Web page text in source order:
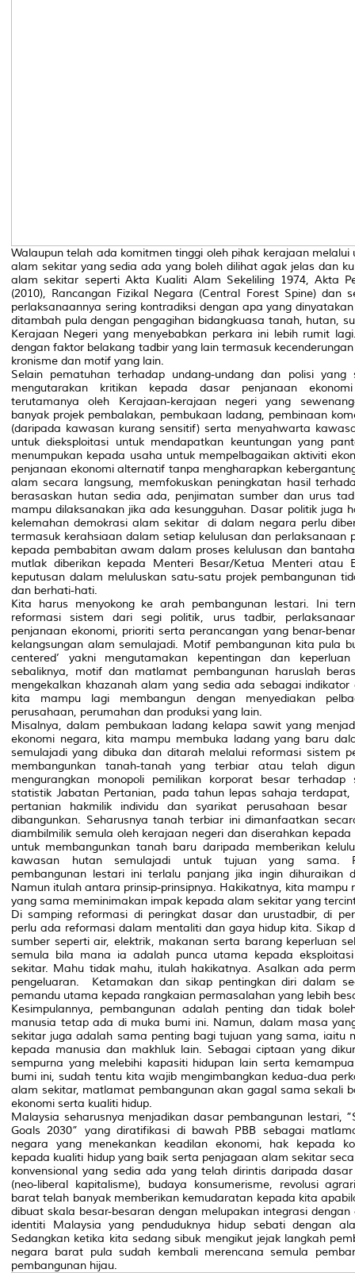
Walaupun telah ada komitmen tinggi oleh pihak kerajaan melalui
alam sekitar yang sedia ada yang boleh dilihat agak jelas dan
alam sekitar seperti Akta Kualiti Alam Sekeliling 1974, Akta
(2010), Rancangan Fizikal Negara (Central Forest Spine) dan
perlaksanaannya sering kontradiksi dengan apa yang
ditambah pula dengan pengagihan bidangkuasa tanah, hutan,
Kerajaan Negeri yang menyebabkan perkara ini lebih rumit
dengan faktor belakang tadbir yang lain termasuk
kronisme dan motif yang lain.
Selain pematuhan terhadap undang-undang dan polisi
mengutarakan kritikan kepada dasar penjanaan
terutamanya oleh Kerajaan-kerajaan negeri yang
banyak projek pembalakan, pembukaan ladang, pembinaan
(daripada kawasan kurang sensitif) serta menyahwarta
untuk dieksploitasi untuk mendapatkan keuntungan yang
menumpukan kepada usaha untuk mempelbagaikan aktiviti
penjanaan ekonomi alternatif tanpa mengharapkan
alam secara langsung, memfokuskan peningkatan hasil
berasaskan hutan sedia ada, penjimatan sumber dan urus
mampu dilaksanakan jika ada kesungguhan. Dasar politik juga
kelemahan demokrasi alam sekitar
di dalam negara perlu
termasuk kerahsiaan dalam setiap kelulusan dan perlaksanaan
kepada pembabitan awam dalam proses kelulusan dan
mutlak diberikan kepada Menteri Besar/Ketua Menteri atau
keputusan dalam meluluskan satu-satu projek pembangunan
dan berhati-hati.
Kita harus menyokong ke arah pembangunan lestari. Ini
reformasi sistem dari segi politik, urus tadbir,
penjanaan ekonomi, prioriti serta perancangan yang benar-
kelangsungan alam semulajadi. Motif pembangunan kita pula
centered’ yakni mengutamakan kepentingan dan
sebaliknya, motif dan matlamat pembangunan haruslah
mengekalkan khazanah alam yang sedia ada sebagai
kita mampu lagi membangun dengan menyediakan
perusahaan, perumahan dan produksi yang lain.
Misalnya, dalam pembukaan ladang kelapa sawit yang
ekonomi negara, kita mampu membuka ladang yang baru
semulajadi yang dibuka dan ditarah melalui reformasi sistem
membangunkan tanah-tanah yang terbiar atau telah
mengurangkan monopoli pemilikan korporat besar
statistik Jabatan Pertanian, pada tahun lepas sahaja terdapat,
pertanian hakmilik individu dan syarikat perusahaan
dibangunkan. Seharusnya tanah terbiar ini dimanfaatkan
diambilmilik semula oleh kerajaan negeri dan diserahkan
untuk membangunkan tanah baru daripada memberikan
kawasan hutan semulajadi untuk tujuan yang sama.
pembangunan lestari ini terlalu panjang jika ingin dihuraikan
Namun itulah antara prinsip-prinsipnya. Hakikatnya, kita mampu
yang sama meminimakan impak kepada alam sekitar yang
Di samping reformasi di peringkat dasar dan urustadbir, di
perlu ada reformasi dalam mentaliti dan gaya hidup kita. Sikap
sumber seperti air, elektrik, makanan serta barang keperluan
semula bila mana ia adalah punca utama kepada
sekitar. Mahu tidak mahu, itulah hakikatnya. Asalkan ada
pengeluaran.
Ketamakan dan sikap pentingkan diri dalam
pemandu utama kepada rangkaian permasalahan yang lebih
Kesimpulannya, pembangunan adalah penting dan tidak
manusia tetap ada di muka bumi ini. Namun, dalam masa
sekitar juga adalah sama penting bagi tujuan yang sama, iaitu
kepada manusia dan makhluk lain. Sebagai ciptaan yang
sempurna yang melebihi kapasiti hidupan lain serta
bumi ini, sudah tentu kita wajib mengimbangkan kedua-dua
alam sekitar, matlamat pembangunan akan gagal sama sekali
ekonomi serta kualiti hidup.
Malaysia seharusnya menjadikan dasar pembangunan lestari,
Goals 2030” yang diratifikasi di bawah PBB sebagai
negara yang menekankan keadilan ekonomi, hak kepada
kepada kualiti hidup yang baik serta penjagaan alam sekitar
konvensional yang sedia ada yang telah dirintis daripada
(neo-liberal kapitalisme), budaya konsumerisme, revolusi
barat telah banyak memberikan kemudaratan kepada kita
dibuat skala besar-besaran dengan melupakan integrasi
identiti Malaysia yang penduduknya hidup sebati dengan
Sedangkan ketika kita sedang sibuk mengikut jejak langkah
negara barat pula sudah kembali merencana semula
pembangunan hijau.